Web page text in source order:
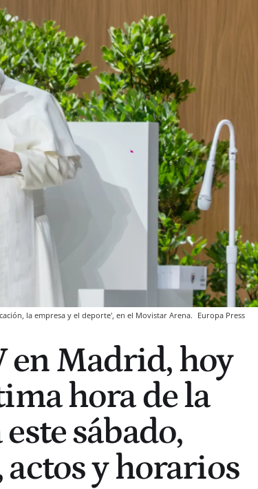
la empresa y el deporte', en el Movistar Arena. Europa Press
en Madrid, hoy
hora de la
sábado,
y horarios